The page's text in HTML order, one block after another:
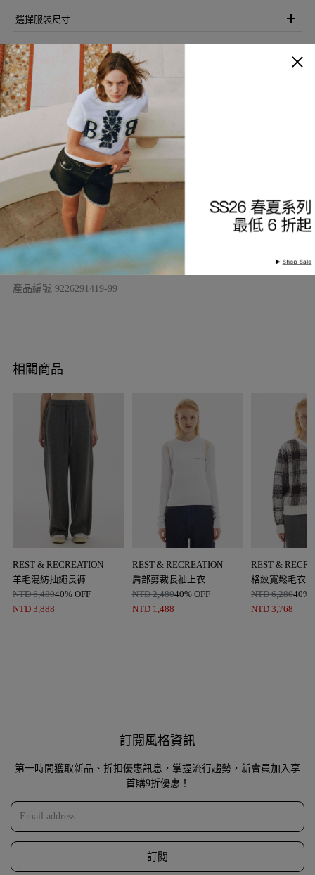
選擇服裝尺寸
加入購物袋
加入願望清單
商品描述
細節與保養
產品編號 9226291419-99
相關商品
REST & RECREATION
羊毛混紡抽繩長褲
NTD 6,48040% OFF
NTD 3,888
REST & RECREATION
肩部剪裁長袖上衣
NTD 2,48040% OFF
NTD 1,488
REST &
格紋寬鬆毛衣
NTD 6,28040%
NTD 3,768
訂閱風格資訊
第一時間獲取新品、折扣優惠訊息，掌握流行趨勢，新會員加入享
首購9折優惠！
訂閱